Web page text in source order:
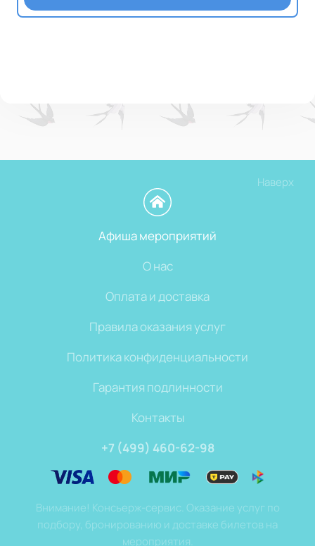
Наверх
Афиша мероприятий
О нас
Оплата и доставка
Правила оказания услуг
Политика конфиденциальности
Гарантия подлинности
Контакты
+7 (499) 460-62-98
Внимание! Консьерж-сервис. Оказание услуг по
подбору, бронированию и доставке билетов на
мероприятия.